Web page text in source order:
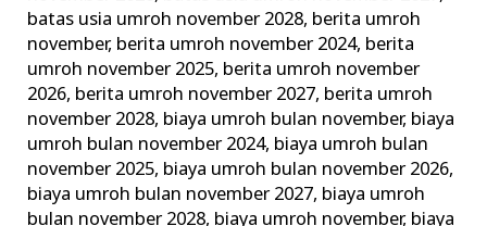
batas usia umroh november 2028, berita umroh
november, berita umroh november 2024, berita
umroh november 2025, berita umroh november
2026, berita umroh november 2027, berita umroh
november 2028, biaya umroh bulan november, biaya
umroh bulan november 2024, biaya umroh bulan
november 2025, biaya umroh bulan november 2026,
biaya umroh bulan november 2027, biaya umroh
bulan november 2028, biaya umroh november, biaya